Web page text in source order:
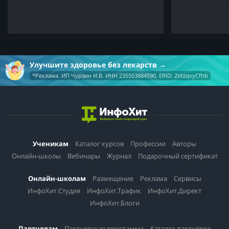
Улучшите здоровье без лекарств
*Реклама. ИП Чурзин И.В. ИНН 235503884590. ERID: 2VtzqvyCfhb
Ученикам Каталог курсов Профессии
Авторы
Онлайн-школы
Вебинары Журнал Подарочный сертификат
Онлайн-школам Размещение Реклама
Сервисы
ИнфоХит.Студия
ИнфоХит.Трафик
ИнфоХит.Директ
ИнфоХит.Блоги